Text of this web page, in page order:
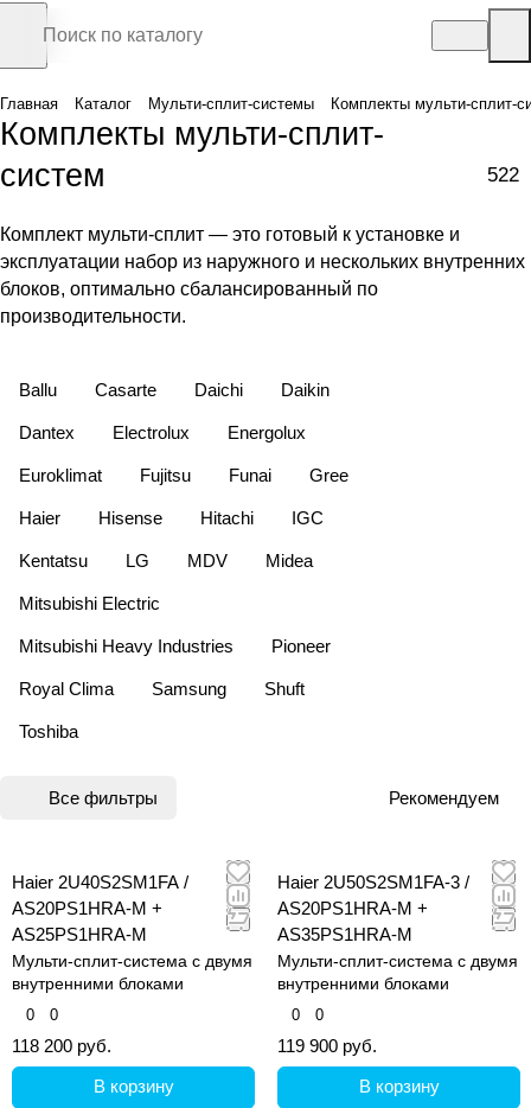
Главная Каталог Мульти-сплит-системы Комплекты мульти-сплит-
Комплекты мульти-сплит-
систем
522
Комплект мульти-сплит — это готовый к установке и
эксплуатации набор из наружного и нескольких внутренних
блоков, оптимально сбалансированный по
производительности.
Ballu Casarte Daichi Daikin
Dantex Electrolux Energolux
Euroklimat Fujitsu Funai Gree
Haier Hisense Hitachi IGC
Kentatsu LG MDV Midea
Mitsubishi Electric
Mitsubishi Heavy Industries Pioneer
Royal Clima Samsung Shuft
Toshiba
Все фильтры Рекомендуем
Haier 2U40S2SM1FA /
AS20PS1HRA-M +
AS25PS1HRA-M
Мульти-сплит-система с двумя
внутренними блоками
0 0
118 200 руб.
В корзину
Haier 2U50S2SM1FA-3 /
AS20PS1HRA-M +
AS35PS1HRA-M
Мульти-сплит-система с двумя
внутренними блоками
0 0
119 900 руб.
В корзину